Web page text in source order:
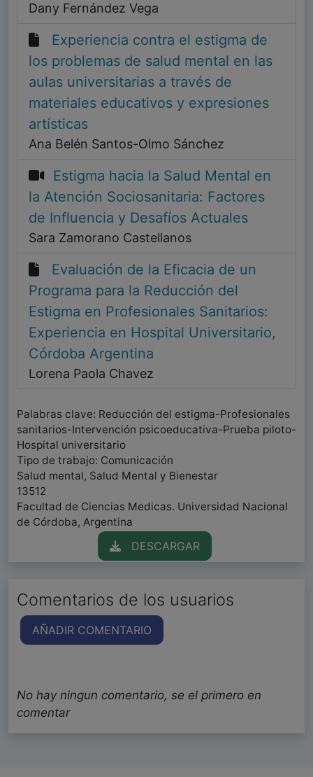
Dany Fernández Vega
Experiencia contra el estigma de
los problemas de salud mental en las
aulas universitarias a través de
materiales educativos y expresiones
artísticas
Ana Belén Santos-Olmo Sánchez
Estigma hacia la Salud Mental en
la Atención Sociosanitaria: Factores
de Influencia y Desafíos Actuales
Sara Zamorano Castellanos
Evaluación de la Eficacia de un
Programa para la Reducción del
Estigma en Profesionales Sanitarios:
Experiencia en Hospital Universitario,
Córdoba Argentina
Lorena Paola Chavez
Palabras clave: Reducción del estigma-Profesionales
sanitarios-Intervención psicoeducativa-Prueba piloto-
Hospital universitario
Tipo de trabajo: Comunicación
Salud mental, Salud Mental y Bienestar
13512
Facultad de Ciencias Medicas. Universidad Nacional
de Córdoba, Argentina
DESCARGAR
Comentarios de los usuarios
AÑADIR COMENTARIO
No hay ningun comentario, se el primero en
comentar